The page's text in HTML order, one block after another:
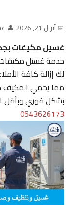
📅 أبريل 21, 2026 |
👤
غسيل مكيفات بجدة:
خدمة غسيل مكيفات
لك إزالة كافة
مما يحمي المكيف
بشكل فوري وبأقل
0543626173